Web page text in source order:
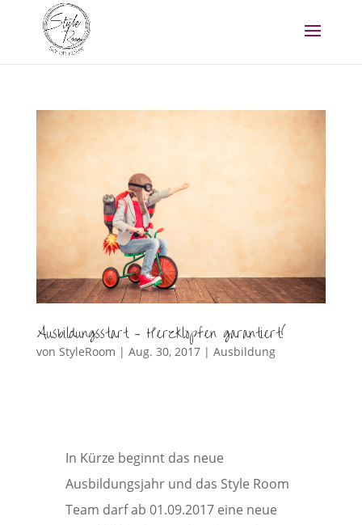
Ausbildungsstart – Herzklopfen garantiert!
von StyleRoom | Aug. 30, 2017| Ausbildung
In Kürze beginnt das neue
Ausbildungsjahr und das Style Room
Team darf ab 01.09.2017 eine neue